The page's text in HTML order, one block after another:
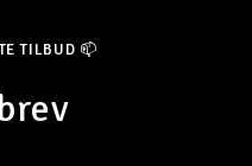
TILBUD 📫